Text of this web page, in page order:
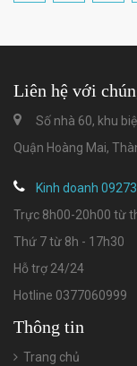
Liên hệ với
Số nhà 60, khu
Quận Hoàng Mai,
Kinh doanh
Trực 8h00-20h00 từ
Thứ 7 từ 8h - 17h30
Hỗ trợ 24/24
Hotline 0377060999
Thông tin
Trang chủ